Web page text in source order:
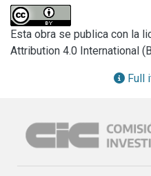
conceptualización
contenido educativo y la
el reuso de las mismas
composición.
Esta obra se publica con la
Attribution 4.0 International
Full